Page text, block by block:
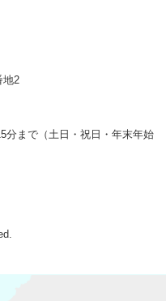
地2
分まで（土日・祝日・年末年始